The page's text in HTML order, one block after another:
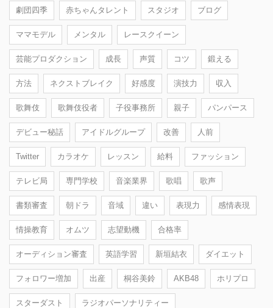
劇団四季 赤ちゃんタレント スタジオ ブログ
ママモデル メンタル レースクイーン
芸能プロダクション 成長 声質 コツ 鍛える
方法 ネクストブレイク 好感度 演技力 収入
歌舞伎 歌舞伎役者 子役事務所 親子 パンパース
デビュー秘話 アイドルグループ 改善 人前
Twitter カラオケ レッスン 給料 ファッション
テレビ局 専門学校 音楽業界 歌唱 歌声
書類審査 朝ドラ 音域 違い 表現力 感情表現
情操教育 オムツ 志望動機 合格率
オーディション審査 英語学習 新垣結衣 ダイエット
フォロワー増加 出産 桐谷美鈴 AKB48 ホリプロ
スターダスト ラジオパーソナリティー